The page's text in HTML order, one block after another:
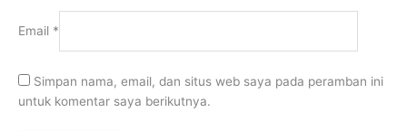
Email *
Simpan nama, email, dan situs web saya pada peramban ini
untuk komentar saya berikutnya.